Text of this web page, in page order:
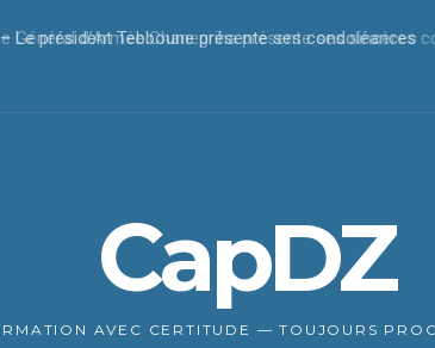
Le président Tebboune présente ses condoléances
CapDZ
AVEC CERTITUDE — TOUJOURS